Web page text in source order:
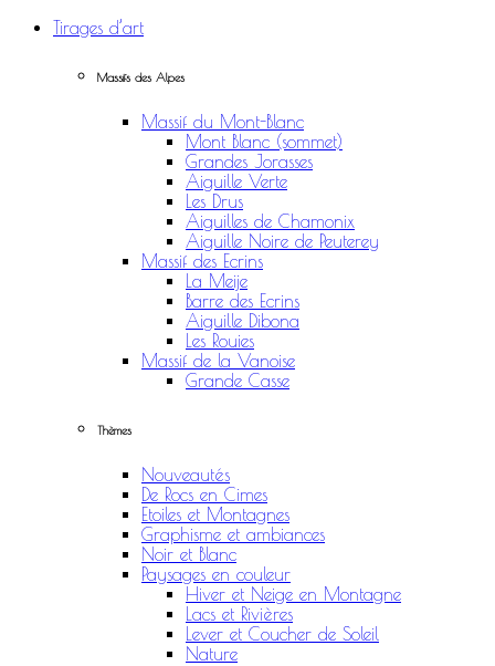
Tirages d’art
Massifs des Alpes
Massif du Mont-Blanc
Mont Blanc (sommet)
Grandes Jorasses
Aiguille Verte
Les Drus
Aiguilles de Chamonix
Aiguille Noire de Peuterey
Massif des Ecrins
La Meije
Barre des Ecrins
Aiguille Dibona
Les Rouies
Massif de la Vanoise
Grande Casse
Thèmes
Nouveautés
De Rocs en Cimes
Etoiles et Montagnes
Graphisme et ambiances
Noir et Blanc
Paysages en couleur
Hiver et Neige en Montagne
Lacs et Rivières
Lever et Coucher de Soleil
Nature